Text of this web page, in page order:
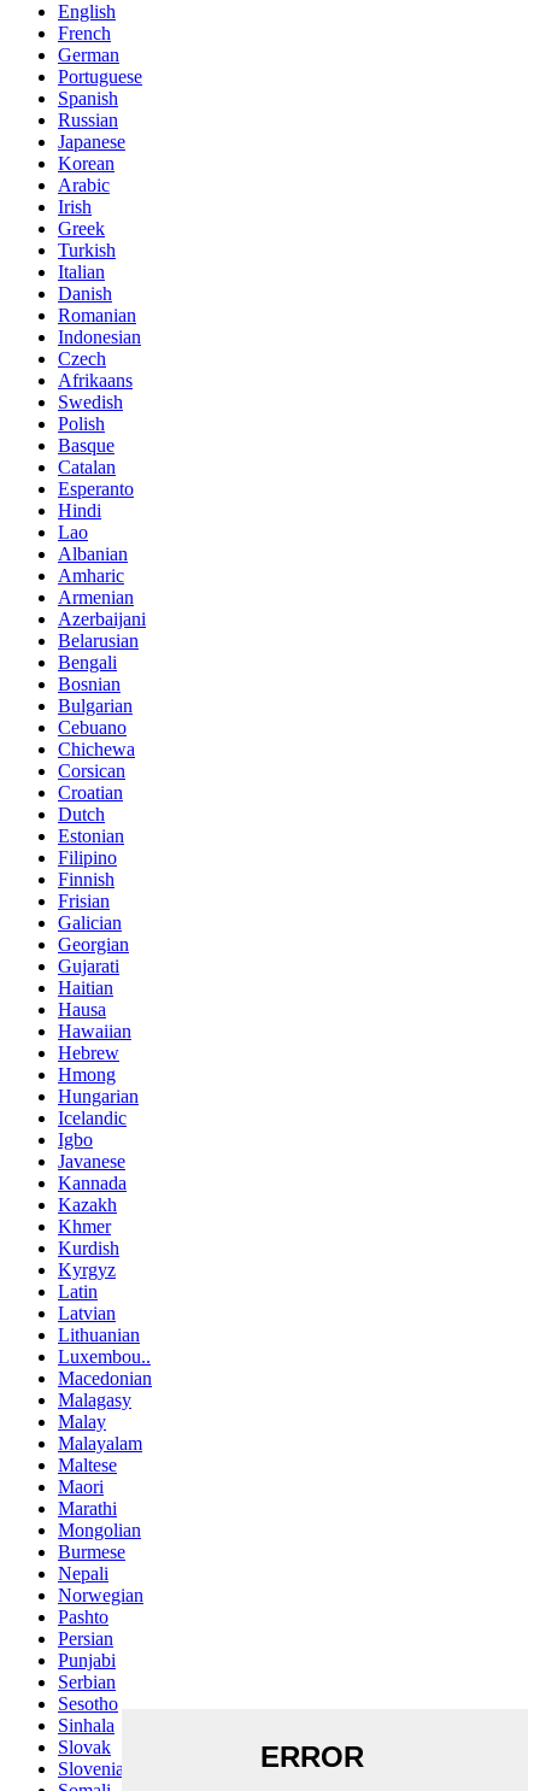
English
French
German
Portuguese
Spanish
Russian
Japanese
Korean
Arabic
Irish
Greek
Turkish
Italian
Danish
Romanian
Indonesian
Czech
Afrikaans
Swedish
Polish
Basque
Catalan
Esperanto
Hindi
Lao
Albanian
Amharic
Armenian
Azerbaijani
Belarusian
Bengali
Bosnian
Bulgarian
Cebuano
Chichewa
Corsican
Croatian
Dutch
Estonian
Filipino
Finnish
Frisian
Galician
Georgian
Gujarati
Haitian
Hausa
Hawaiian
Hebrew
Hmong
Hungarian
Icelandic
Igbo
Javanese
Kannada
Kazakh
Khmer
Kurdish
Kyrgyz
Latin
Latvian
Lithuanian
Luxembou..
Macedonian
Malagasy
Malay
Malayalam
Maltese
Maori
Marathi
Mongolian
Burmese
Nepali
Norwegian
Pashto
Persian
Punjabi
Serbian
Sesotho
Sinhala
Slovak
Slovenian